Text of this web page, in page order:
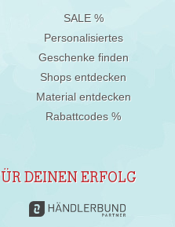
SALE %
Personalisiertes
Geschenke finden
Shops entdecken
Material entdecken
Rabattcodes %
DEINEN ERFOLG